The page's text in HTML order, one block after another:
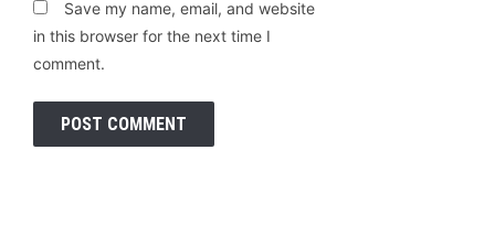
Save my name, email, and website
in this browser for the next time I
comment.